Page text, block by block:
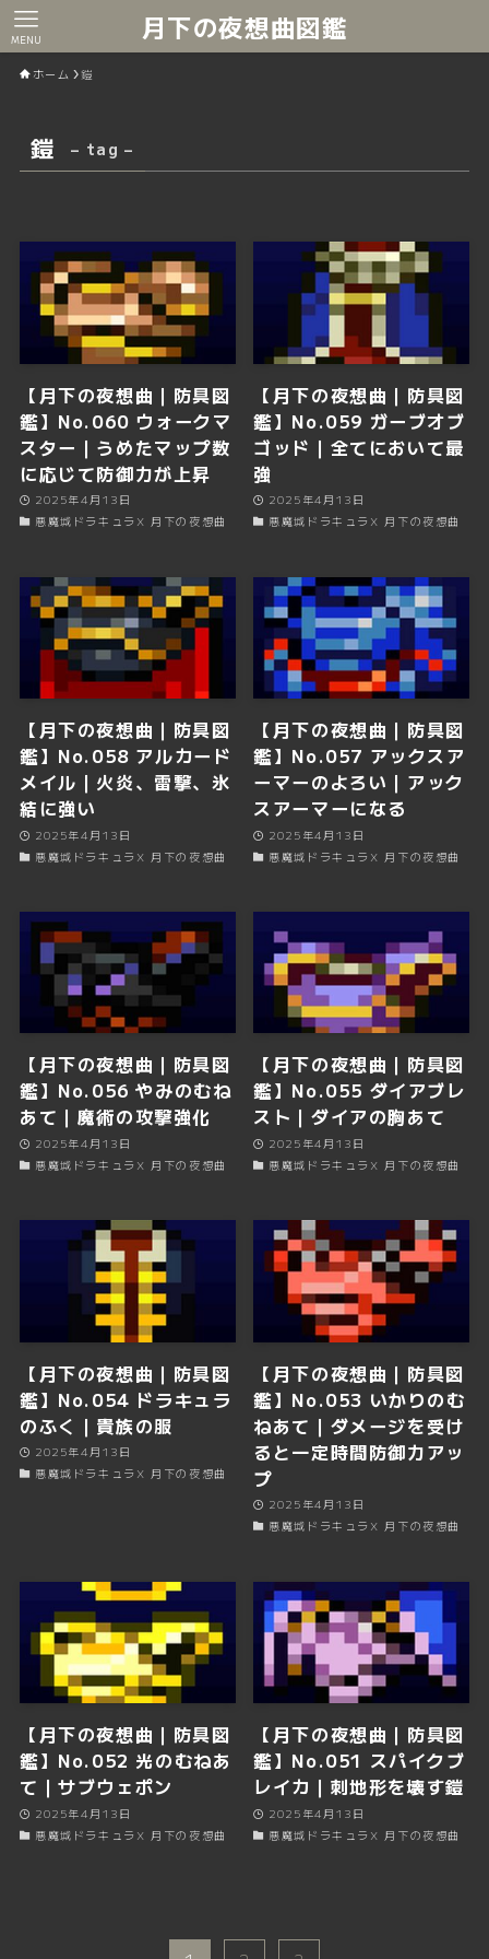
月下の夜想曲図鑑
MENU
ホーム 鎧
鎧 – tag –
【月下の夜想曲｜防具図
鑑】No.060 ウォークマ
スター｜うめたマップ数
に応じて防御力が上昇
2025年4月13日
悪魔城ドラキュラX 月下の夜想曲
【月下の夜想曲｜防具図
鑑】No.059 ガーブオブ
ゴッド｜全てにおいて最
強
2025年4月13日
悪魔城ドラキュラX 月下の夜想曲
【月下の夜想曲｜防具図
鑑】No.058 アルカード
メイル｜火炎、雷撃、氷
結に強い
2025年4月13日
悪魔城ドラキュラX 月下の夜想曲
【月下の夜想曲｜防具図
鑑】No.057 アックスア
ーマーのよろい｜アック
スアーマーになる
2025年4月13日
悪魔城ドラキュラX 月下の夜想曲
【月下の夜想曲｜防具図
鑑】No.056 やみのむね
あて｜魔術の攻撃強化
2025年4月13日
悪魔城ドラキュラX 月下の夜想曲
【月下の夜想曲｜防具図
鑑】No.055 ダイアブレ
スト｜ダイアの胸あて
2025年4月13日
悪魔城ドラキュラX 月下の夜想曲
【月下の夜想曲｜防具図
鑑】No.054 ドラキュラ
のふく｜貴族の服
2025年4月13日
悪魔城ドラキュラX 月下の夜想曲
【月下の夜想曲｜防具図
鑑】No.053 いかりのむ
ねあて｜ダメージを受け
ると一定時間防御力アッ
プ
2025年4月13日
悪魔城ドラキュラX 月下の夜想曲
【月下の夜想曲｜防具図
鑑】No.052 光のむねあ
て｜サブウェポン
2025年4月13日
悪魔城ドラキュラX 月下の夜想曲
【月下の夜想曲｜防具図
鑑】No.051 スパイクブ
レイカ｜刺地形を壊す鎧
2025年4月13日
悪魔城ドラキュラX 月下の夜想曲